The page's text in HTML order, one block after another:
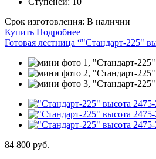
Срок изготовления: В наличии
Купить Подробнее
Готовая лестница “"Стандарт-225"
84 800 руб.